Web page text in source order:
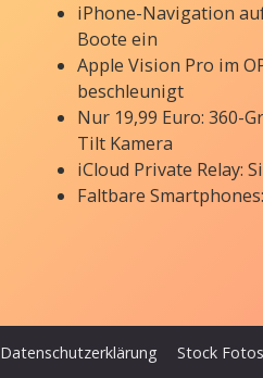
iPhone-Navigation
Boote ein
Apple Vision Pro im
beschleunigt
Nur 19,99 Euro: 360-
Tilt Kamera
iCloud Private Relay:
Faltbare
Datenschutzerklärung Stock